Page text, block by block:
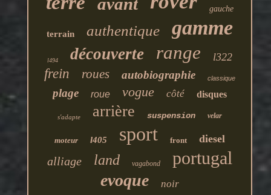
gauche
terrain authentique gamme
l494 découverte range l322
frein roues autobiographie classique
plage roue vogue côté disques
s'adapte arrière suspension velar
moteur l405 sport front diesel
alliage land vagabond portugal
evoque noir